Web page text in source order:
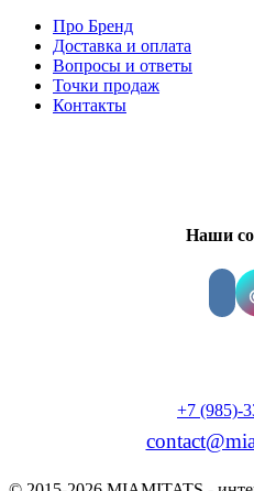
Про Бренд
Доставка и оплата
Вопросы и ответы
Точки продаж
Контакты
Наши
+7 (985)-